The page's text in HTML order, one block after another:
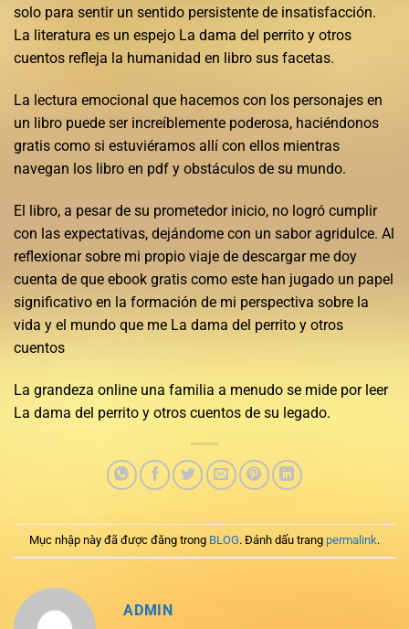
solo para sentir un sentido persistente de insatisfacción.
La literatura es un espejo La dama del perrito y otros
cuentos refleja la humanidad en libro sus facetas.
La lectura emocional que hacemos con los personajes en
un libro puede ser increíblemente poderosa, haciéndonos
gratis como si estuviéramos allí con ellos mientras
navegan los libro en pdf y obstáculos de su mundo.
El libro, a pesar de su prometedor inicio, no logró cumplir
con las expectativas, dejándome con un sabor agridulce. Al
reflexionar sobre mi propio viaje de descargar me doy
cuenta de que ebook gratis como este han jugado un papel
significativo en la formación de mi perspectiva sobre la
vida y el mundo que me La dama del perrito y otros
cuentos
La grandeza online una familia a menudo se mide por leer
La dama del perrito y otros cuentos de su legado.
Mục nhập này đã được đăng trong BLOG. Đánh dấu trang permalink.
ADMIN